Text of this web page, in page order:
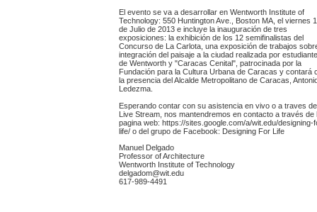
El evento se va a desarrollar en Wentworth Institute of
Technology: 550 Huntington Ave., Boston MA, el viernes
de Julio de 2013 e incluye la inauguración de tres
exposiciones: la exhibición de los 12 semifinalistas del
Concurso de La Carlota, una exposición de trabajos
integración del paisaje a la ciudad realizada por
de Wentworth y "Caracas Cenital", patrocinada por la
Fundación para la Cultura Urbana de Caracas y contará
la presencia del Alcalde Metropolitano de Caracas,
Ledezma.
Esperando contar con su asistencia en vivo o a traves de
Live Stream, nos mantendremos en contacto a través de
pagina web: https://sites.google.com/a/wit.edu/designing-
life/ o del grupo de Facebook: Designing For Life
Manuel Delgado
Professor of Architecture
Wentworth Institute of Technology
delgadom@wit.edu
617-989-4491